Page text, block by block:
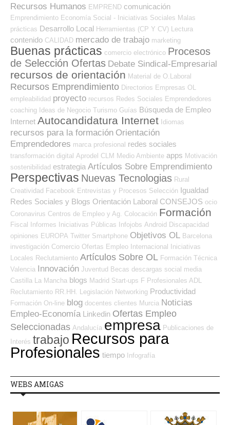
Recursos Humanos EMPREND comunicación
Emprendimiento Economía Social - Iniciativas Sociales Malas
prácticas Desarrollo Local Herramientas (CP Y CV) Lectura
contenido CALIDAD mercado de trabajo marketing
Buenas prácticas comercio electrónico Procesos
de Selección Ofertas Debate Sindical-Empresarial
recursos de orientación Material de O.Laboral
Recursos Emprendimiento Directorios Empresas OL
empleabilidad proyecto recursos Redes Sociales Emprendedores
coaching Ideas de Negocio Turismo Guías Búsqueda de Empleo
Internet Autocandidatura Internet Idiomas
recursos para la formación Orientación
Emprendedores marca profesional redes sociales
transformación digital Aprodel CLM Medio Ambiente apps Motivación
sostenibilidad estrategia Artículos Sobre Emprendimiento
Perspectivas Nuevas Tecnologias Rural
Creatividad Facebook Entrevistas y Procesos Selección Igualdad
Redes Sociales y Blogs Orientación Laboral CONSEJOS ocio
Coronavirus Centros de Empleo y Ag. Colocación Formación
Fiscal Informes Iniciativas Públicas Infojobs Android Discapacidad
opiniones EUROPA Twitter Smartphone Objetivos OL Barcelona
investigación Comercio Ofertas Empleo Internacional Iniciativas
Locales Reclutamiento Artículos Sobre OL Formación Técnica
Valencia Innovación Juventud Becas descargas social media
Castilla La Mancha blogs Madrid Start-ups F Profesionales ADL
Reclutamiento RR.HH.
Legislación Networking Productividad
Formación On-line blog docentes clientes Murcia Noticias
Empleo-Economía Linkedin Ofertas Empleo
Seleccionadas Andalucía empresa Publicaciones de
Interés trabajo Recursos para
Profesionales tiempo Infografía
WEBS AMIGAS